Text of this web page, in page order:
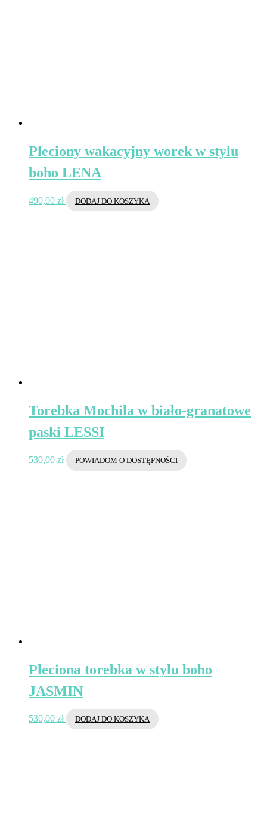
Pleciony wakacyjny worek w stylu
boho LENA
490,00 zł DODAJ DO KOSZYKA
Torebka Mochila w biało-granatowe
paski LESSI
530,00 zł POWIADOM O DOSTĘPNOŚCI
Pleciona torebka w stylu boho
JASMIN
530,00 zł DODAJ DO KOSZYKA